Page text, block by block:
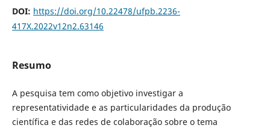
DOI: https://doi.org/10.22478/ufpb.2236-
417X.2022v12n2.63146
Resumo
A pesquisa tem como objetivo investigar a
representatividade e as particularidades da produção
científica e das redes de colaboração sobre o tema